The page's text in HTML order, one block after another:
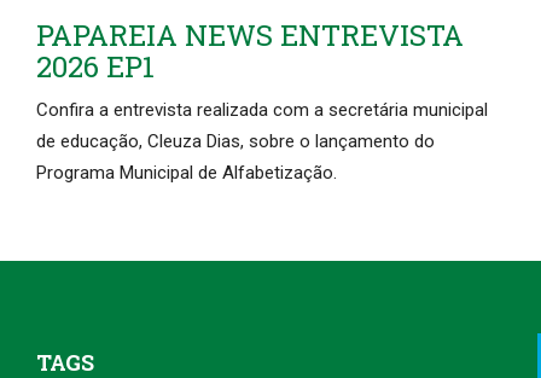
PAPAREIA NEWS ENTREVISTA
2026 EP1
Confira a entrevista realizada com a secretária municipal
de educação, Cleuza Dias, sobre o lançamento do
Programa Municipal de Alfabetização.
TAGS